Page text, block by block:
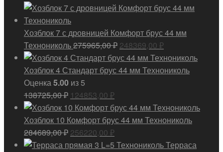
Хозблок 7 с дровницей Комфорт брус 44 мм
Технониколь275965,00₽ Первоначальная
цена
составляла
248369,00 ₽
цена:
248369,00 ₽.
Хозблок 4 Стандарт брус 44 мм Технониколь
Оценка5.00 из 5
138725,00₽ Первоначальная
цена
составляла
138725,00 ₽.
124853,00 ₽
цена:
124853,00 ₽.
Хозблок 10 Комфорт брус 44 мм Технониколь
284689,00₽ Первоначальная
цена
256220,00 ₽
цена:
Терраса